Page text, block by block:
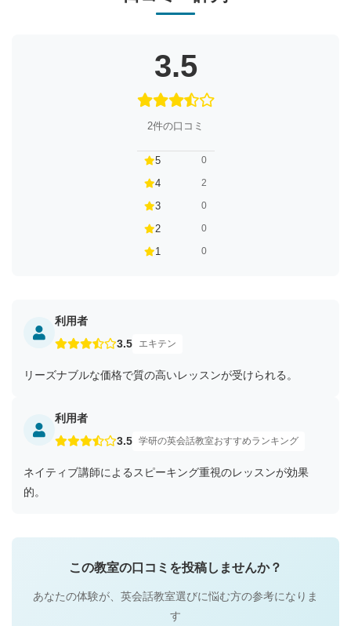
3.5
2件の口コミ
5 0
4 2
3 0
2 0
1 0
利用者
3.5
エキテン
リーズナブルな価格で質の高いレッスンが受けられる。
利用者
3.5 学研の英会話教室おすすめランキング
ネイティブ講師によるスピーキング重視のレッスンが効果
的。
この教室の口コミを投稿しませんか？
あなたの体験が、英会話教室選びに悩む方の参考になりま
す